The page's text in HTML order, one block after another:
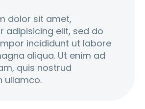
dolor sit amet,
adipisicing elit, sed do
incididunt ut labore
aliqua. Ut enim ad
quis nostrud
ullamco.